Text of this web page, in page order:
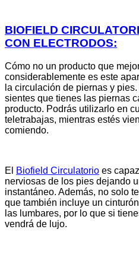
BIOFIELD
CON ELECTRODOS:
Cómo no un producto que
considerablemente es este
la circulación de piernas y
sientes que tienes las piernas
producto. Podrás utilizarlo en
teletrabajas, mientras estés
comiendo.
El Biofield Circulatorio es
nerviosas de los pies dejando
instantáneo. Además, no solo
que también incluye un
las lumbares, por lo que si
vendrá de lujo.